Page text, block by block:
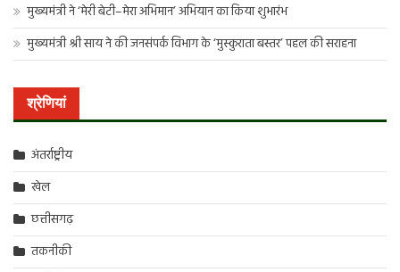
मुख्यमंत्री ने ‘मेरी बेटी–मेरा अभिमान’ अभियान का किया शुभारंभ
मुख्यमंत्री श्री साय ने की जनसंपर्क विभाग के ‘मुस्कुराता बस्तर’ पहल की सराहना
श्रेणियां
अंतर्राष्ट्रीय
खेल
छत्तीसगढ़
तकनीकी